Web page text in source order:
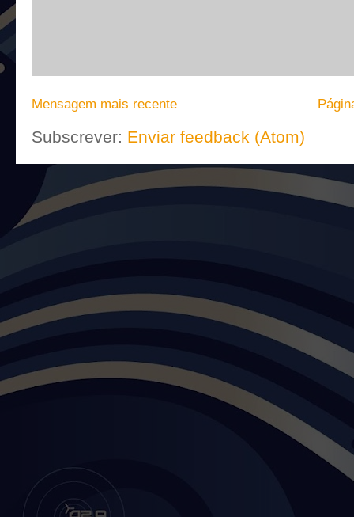
Mensagem mais recente
Subscrever: Enviar feedback (Atom)